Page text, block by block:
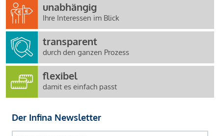
unabhängig
Ihre Interessen im Blick
transparent
durch den ganzen Prozess
flexibel
damit es einfach passt
Der Infina Newsletter